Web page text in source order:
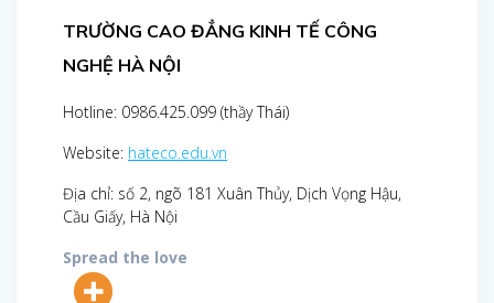
TRƯỜNG CAO ĐẲNG KINH TẾ CÔNG
NGHỆ HÀ NỘI
Hotline: 0986.425.099 (thầy Thái)
Website: hateco.edu.vn
Địa chỉ: số 2, ngõ 181 Xuân Thủy, Dịch Vọng Hậu,
Cầu Giấy, Hà Nội
Spread the love